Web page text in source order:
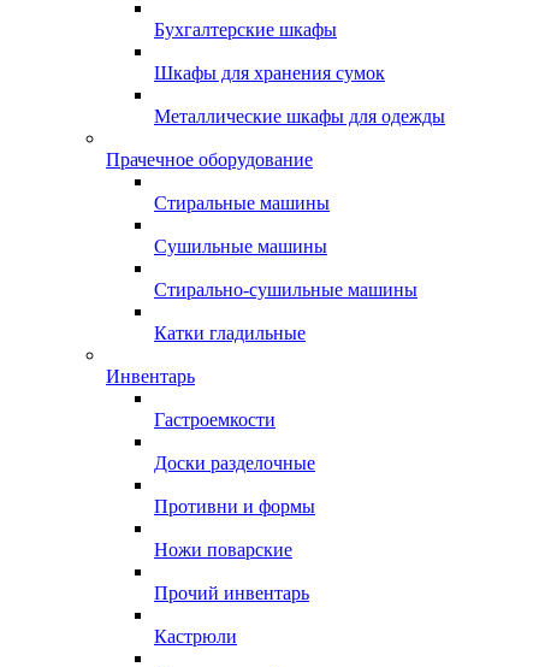
Бухгалтерские шкафы
Шкафы для хранения сумок
Металлические шкафы для одежды
Прачечное оборудование
Стиральные машины
Сушильные машины
Стирально-сушильные машины
Катки гладильные
Инвентарь
Гастроемкости
Доски разделочные
Противни и формы
Ножи поварские
Прочий инвентарь
Кастрюли